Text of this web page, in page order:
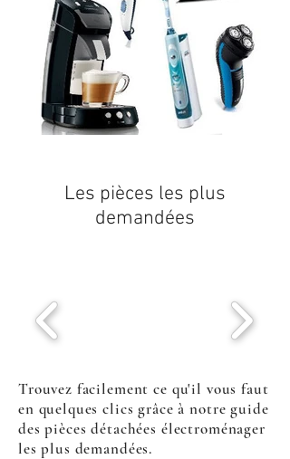
Les pièces les plus
demandées
Trouvez facilement ce qu'il vous faut
en quelques clics grâce à notre guide
des pièces détachées électroménager
les plus demandées.